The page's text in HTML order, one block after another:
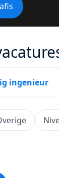
ingenieur